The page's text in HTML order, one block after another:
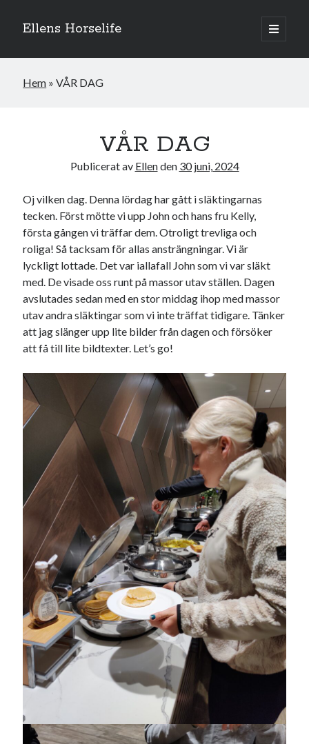
Ellens Horselife
öppna
primär
Sidopanel
Hej och välkomna till min blogg! Jag heter Ellen och är född 1996. På
denna bloggen kan ni följa min resa med hästarna, från ponnytävlingar i
Sök
Sök
Senaste inläggen
VI TRÄNAR VIDARE!
MYCKET FLUGOR
IDA; dagens hoppning!
HINDERBANA
130 BAND
Kategorier
Allmänt(997)
Extrahästar(58)
Hållidej(276)
Heart of Hope(39)
Heart Paal(216)
Idun(140)
Källhults Spotless
Min Träning
Personligt/Åsikter
Resor(111)
Hem »VÅR DAG
VÅR DAG
Publicerat av Ellenden 30 juni, 2024
Oj vilken dag. Denna lördag har gått i släktingarnas
tecken. Först mötte vi upp John och hans fru Kelly,
första gången vi träffar dem. Otroligt trevliga och
roliga! Så tacksam för allas ansträngningar. Vi är
lyckligt lottade. Det var iallafall John som vi var släkt
med. De visade oss runt på massor utav ställen. Dagen
avslutades sedan med en stor middag ihop med massor
utav andra släktingar som vi inte träffat tidigare. Tänker
att jag slänger upp lite bilder från dagen och försöker
att få till lite bildtexter. Let’s go!